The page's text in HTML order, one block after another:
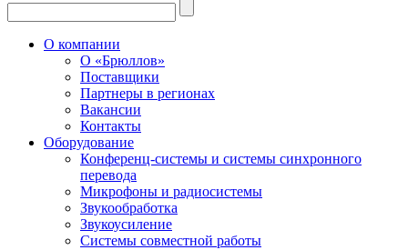
О компании
О «Брюллов»
Поставщики
Партнеры в регионах
Вакансии
Контакты
Оборудование
Конференц-системы и системы синхронного
перевода
Микрофоны и радиосистемы
Звукообработка
Звукоусиление
Системы совместной работы